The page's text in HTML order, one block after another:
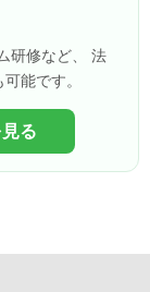
研修など、 法
能です。
る